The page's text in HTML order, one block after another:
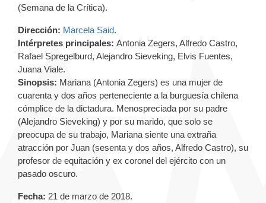
(Semana de la Crítica).
Dirección: Marcela Said.
Intérpretes principales: Antonia Zegers, Alfredo Castro,
Rafael Spregelburd, Alejandro Sieveking, Elvis Fuentes,
Juana Viale.
Sinopsis: Mariana (Antonia Zegers) es una mujer de
cuarenta y dos años perteneciente a la burguesía chilena
cómplice de la dictadura. Menospreciada por su padre
(Alejandro Sieveking) y por su marido, que solo se
preocupa de su trabajo, Mariana siente una extraña
atracción por Juan (sesenta y dos años, Alfredo Castro), su
profesor de equitación y ex coronel del ejército con un
pasado oscuro.
Fecha: 21 de marzo de 2018.